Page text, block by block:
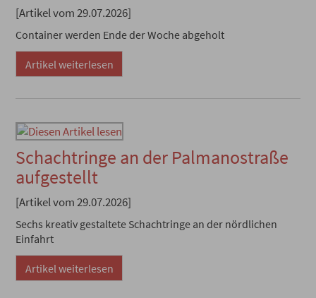
[Artikel vom 29.07.2026]
Container werden Ende der Woche abgeholt
Artikel weiterlesen
Schachtringe an der Palmanostraße
aufgestellt
[Artikel vom 29.07.2026]
Sechs kreativ gestaltete Schachtringe an der nördlichen
Einfahrt
Artikel weiterlesen